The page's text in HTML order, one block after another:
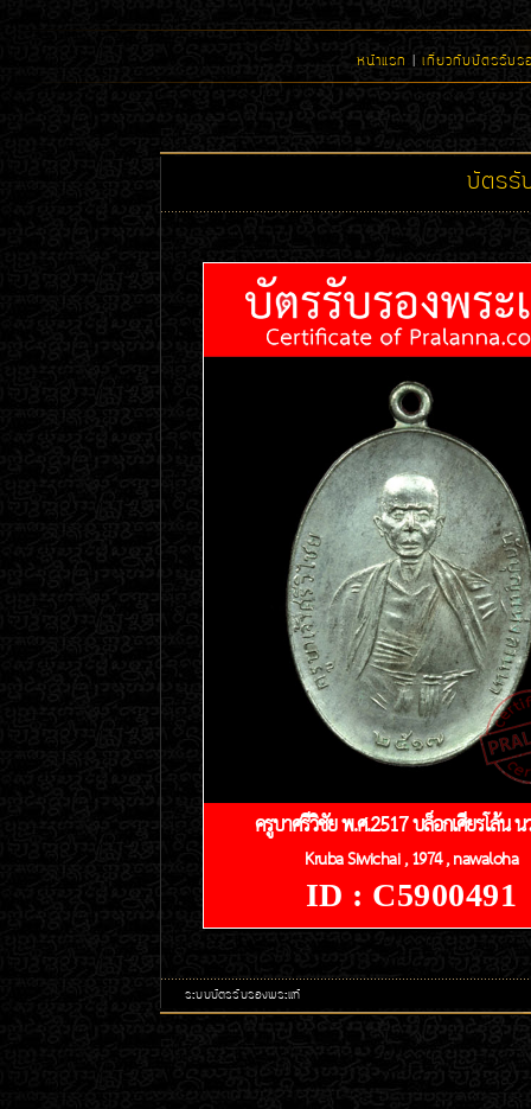
หน้าแรก เกี่ยวกับบัตรรับร
บัตรรั
ครูบาศรีวิชัย พ.ศ.2517 บล็อกเศียรโล้น น
Kruba Siwichai , 1974 , nawaloha
ID : C5900491
ระบบบัตรรับรองพระแท้